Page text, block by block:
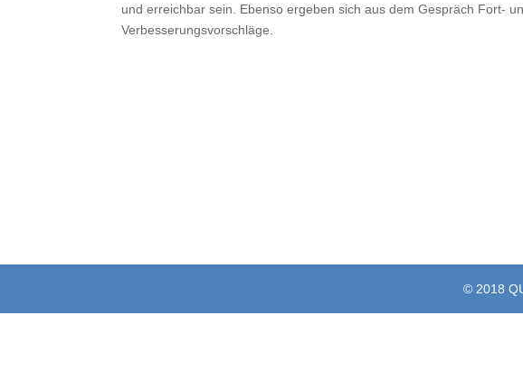
und erreichbar sein. Ebenso ergeben sich aus dem Gespräch Fort-
Verbesserungsvorschläge.
© 2018